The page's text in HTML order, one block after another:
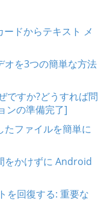
ドからテキスト メ
を3つの簡単な方法
ですか?どうすれば問
ンの準備完了]
ファイルを簡単に
をかけずに Android
を回復する: 重要な